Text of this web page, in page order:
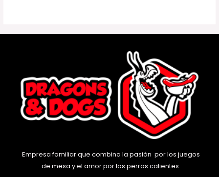
Empresa familiar que combina la pasión por los juegos
de mesa y el amor por los perros calientes.